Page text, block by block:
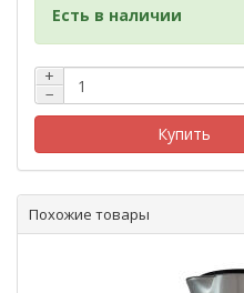
0775 97 16 49, 0700 97 16 49
Есть в наличии
+
−
Купить
Похожие товары